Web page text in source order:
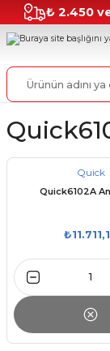
₺ 2.450
Quick
Quick6102A